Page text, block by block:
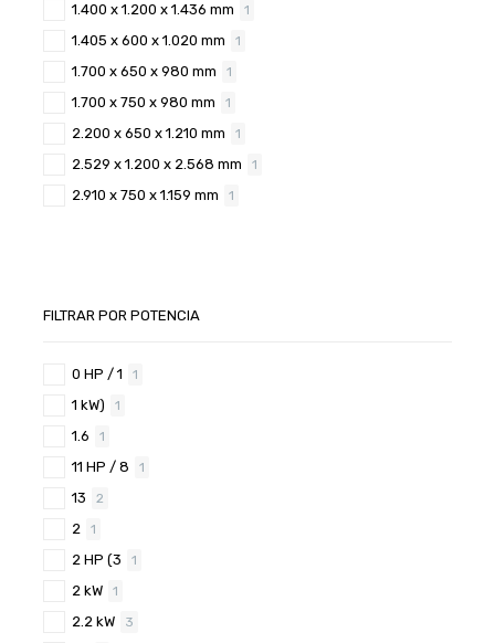
1.400 x 1.200 x 1.436 mm 1
1.405 x 600 x 1.020 mm 1
1.700 x 650 x 980 mm 1
1.700 x 750 x 980 mm 1
2.200 x 650 x 1.210 mm 1
2.529 x 1.200 x 2.568 mm 1
2.910 x 750 x 1.159 mm 1
FILTRAR POR POTENCIA
0 HP / 1 1
1 kW) 1
1.6 1
11 HP / 8 1
13 2
2 1
2 HP (3 1
2 kW 1
2.2 kW 3